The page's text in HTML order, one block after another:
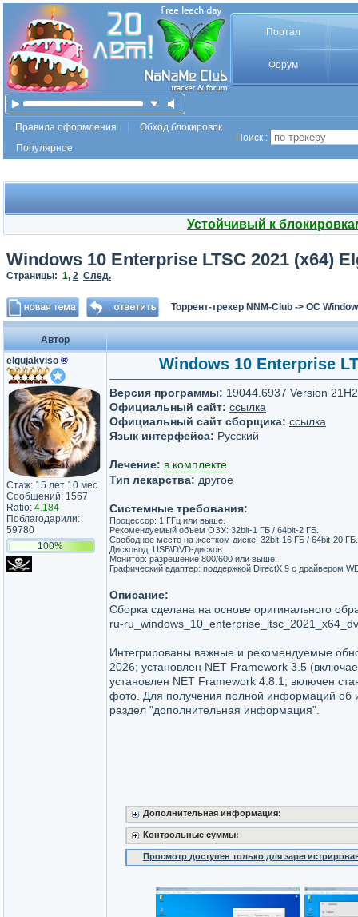
Портал
Форум
Правила оформления
Обход блокировок
Популярное
Поиск :
Устойчивый к
Windows 10 Enterprise LTSC 2021 (x64)
Страницы: 1, 2 След.
Торрент-трекер NNM-Club -> ОС
Автор
elgujakviso ®
Стаж: 15 лет 10 мес.
Сообщений: 1567
Ratio: 4.184
Поблагодарили:
59780
100%
Windows 10 Enterprise
Версия программы: 19044.6937 Version
Официальный сайт: ссылка
Официальный сайт сборщика: ссылка
Язык интерфейса: Русский
Лечение: в комплекте
Тип лекарства: другое
Системные требования:
Процессор: 1 ГГц или выше.
Рекомендуемый объем ОЗУ: 32bit-1 ГБ / 64bit-2 ГБ.
Свободное место на жестком диске: 32bit-16 ГБ / 64bit-20 ГБ.
Дисковод: USB\DVD-дисков.
Монитор: разрешение 800/600 или выше.
Графический адаптер: поддержкой DirectX 9 с драйвером
Описание:
Сборка сделана на основе оригинального
ru-
Интегрированы важные и рекомендуемые
2026; установлен NET Framework 3.5
установлен NET Framework 4.8.1; включен
фото. Для получения полной информаций об
раздел "дополнительная информация".
Дополнительная информация:
Контрольные суммы:
Просмотр доступен только для